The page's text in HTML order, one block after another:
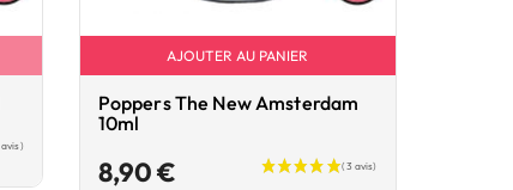
AJOUTER AU PANIER
Poppers The New Amsterdam
10ml
8,90 €